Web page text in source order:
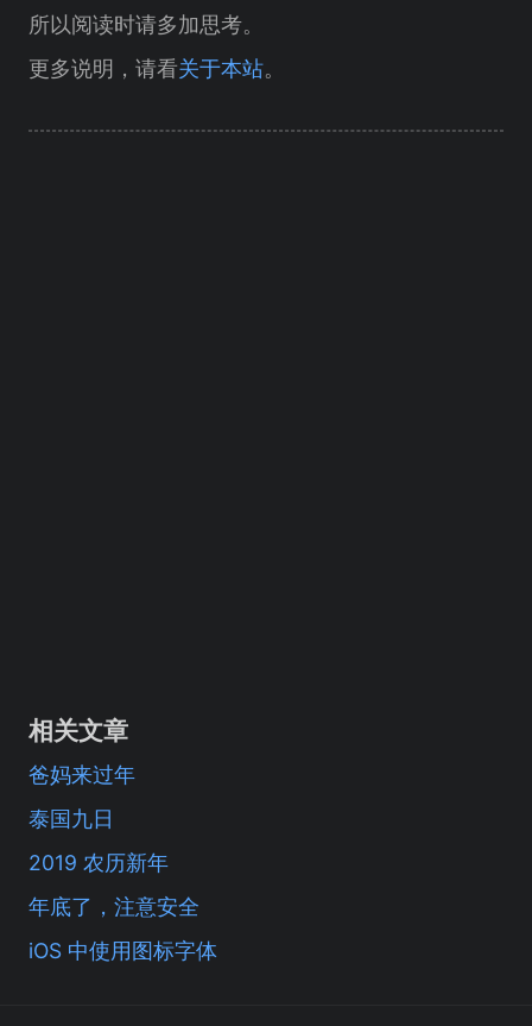
所以阅读时请多加思考。
更多说明，请看关于本站。
相关文章
爸妈来过年
泰国九日
2019 农历新年
年底了，注意安全
iOS 中使用图标字体